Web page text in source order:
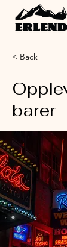
< Back
barer